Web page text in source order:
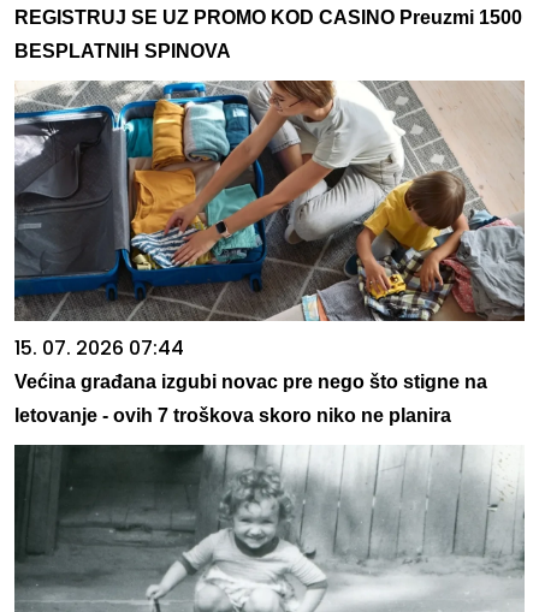
REGISTRUJ SE UZ PROMO KOD CASINO Preuzmi 1500
BESPLATNIH SPINOVA
15. 07. 2026 07:44
Većina građana izgubi novac pre nego što stigne na
letovanje - ovih 7 troškova skoro niko ne planira